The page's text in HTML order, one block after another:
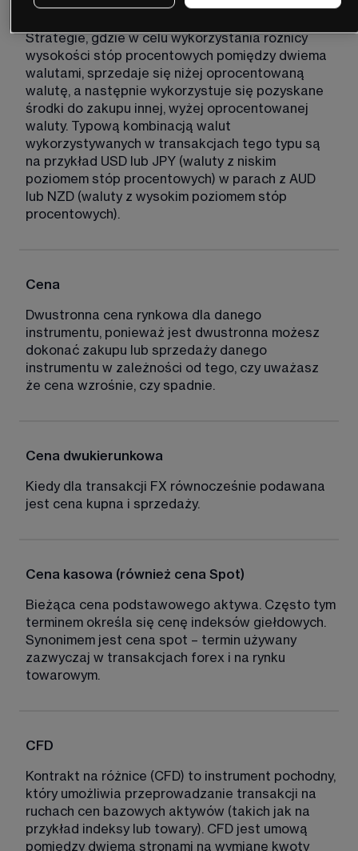
Carry trade
Strategie, gdzie w celu wykorzystania różnicy
wysokości stóp procentowych pomiędzy dwiema
walutami, sprzedaje się niżej oprocentowaną
walutę, a następnie wykorzystuje się pozyskane
środki do zakupu innej, wyżej oprocentowanej
waluty. Typową kombinacją walut
wykorzystywanych w transakcjach tego typu są
na przykład USD lub JPY (waluty z niskim
poziomem stóp procentowych) w parach z AUD
lub NZD (waluty z wysokim poziomem stóp
procentowych).
Cena
Dwustronna cena rynkowa dla danego
instrumentu, ponieważ jest dwustronna możesz
dokonać zakupu lub sprzedaży danego
instrumentu w zależności od tego, czy uważasz
że cena wzrośnie, czy spadnie.
Cena dwukierunkowa
Kiedy dla transakcji FX równocześnie podawana
jest cena kupna i sprzedaży.
Cena kasowa (również cena Spot)
Bieżąca cena podstawowego aktywa. Często tym
terminem określa się cenę indeksów giełdowych.
Synonimem jest cena spot – termin używany
zazwyczaj w transakcjach forex i na rynku
towarowym.
CFD
Kontrakt na różnice (CFD) to instrument pochodny,
który umożliwia przeprowadzanie transakcji na
ruchach cen bazowych aktywów (takich jak na
przykład indeksy lub towary). CFD jest umową
pomiędzy dwiema stronami na wymianę kwoty